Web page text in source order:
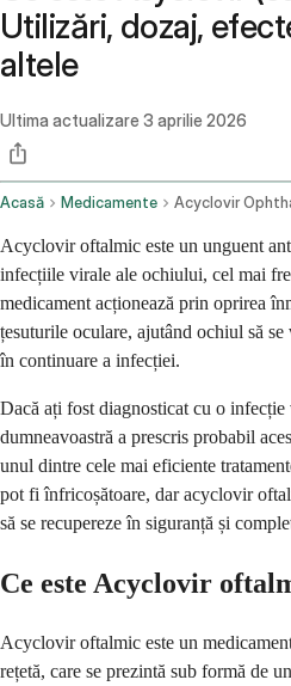
Utilizări, dozaj,
altele
Ultima actualizare 3 aprilie 2026
Acasă Medicamente Acyclovir
Acyclovir oftalmic este un unguent
infecțiile virale ale ochiului, cel mai
medicament acționează prin oprirea
țesuturile oculare, ajutând ochiul să
în continuare a infecției.
Dacă ați fost diagnosticat cu o
dumneavoastră a prescris probabil
unul dintre cele mai eficiente
pot fi înfricoșătoare, dar acyclovir
să se recupereze în siguranță și
Ce este Acyclovir
Acyclovir oftalmic este un
rețetă, care se prezintă sub formă de